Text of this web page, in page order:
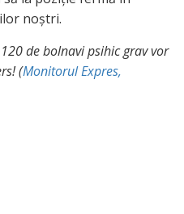
noștri.
de bolnavi psihic grav vor
(Monitorul Expres,